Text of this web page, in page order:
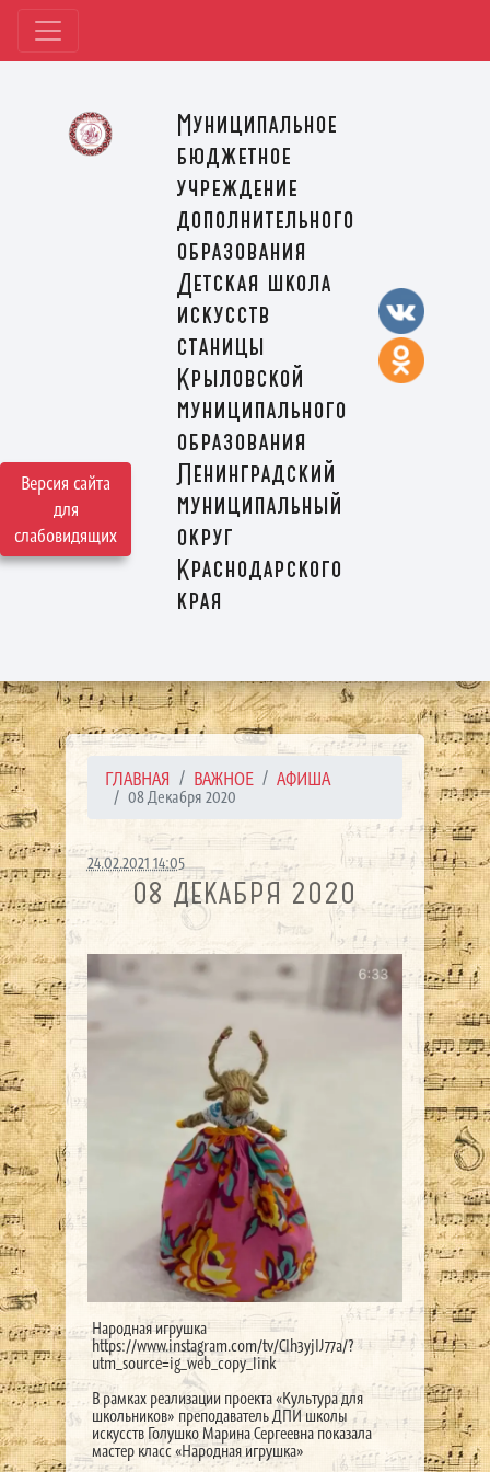
Версия сайта
для
слабовидящих
Муниципальное
бюджетное
учреждение
дополнительного
образования
Детская школа
искусств
станицы
Крыловской
муниципального
образования
Ленинградский
муниципальный
округ
Краснодарского
края
ГЛАВНАЯ ВАЖНОЕ АФИША
08 Декабря 2020
24.02.2021 14:05
08 ДЕКАБРЯ 2020
Народная игрушка
https://www.instagram.com/tv/CIh3yjIJ77a/?
utm_source=ig_web_copy_link
В рамках реализации проекта «Культура для
школьников» преподаватель ДПИ школы
искусств Голушко Марина Сергеевна показала
мастер класс «Народная игрушка»